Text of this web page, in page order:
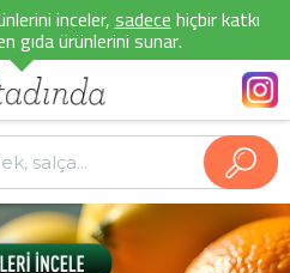
inceler,sadecehiçbir katkı
gıda ürünlerini sunar.